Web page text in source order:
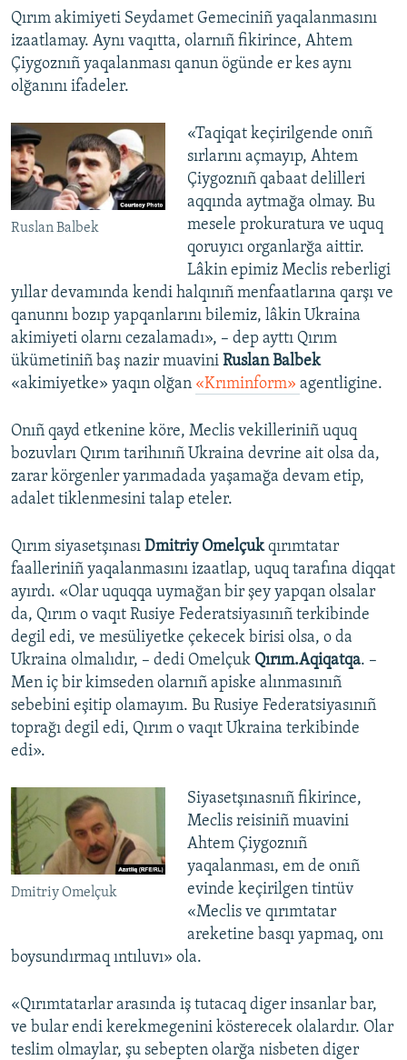
Qırım akimiyeti Seydamet Gemeciniñ yaqalanmasını
izaatlamay. Aynı vaqıtta, olarnıñ fikirince, Ahtem
Çiygoznıñ yaqalanması qanun ögünde er kes aynı
olğanını ifadeler.
Ruslan Balbek
«Taqiqat keçirilgende onıñ
sırlarını açmayıp, Ahtem
Çiygoznıñ qabaat delilleri
aqqında aytmağa olmay. Bu
mesele prokuratura ve uquq
qoruyıcı organlarğa aittir.
Lâkin epimiz Meclis reberligi
yıllar devamında kendi halqınıñ menfaatlarına qarşı ve
qanunnı bozıp yapqanlarını bilemiz, lâkin Ukraina
akimiyeti olarnı cezalamadı», – dep ayttı Qırım
ükümetiniñ baş nazir muavini Ruslan Balbek
«akimiyetke» yaqın olğan «Krıminform» agentligine.
Onıñ qayd etkenine köre, Meclis vekilleriniñ uquq
bozuvları Qırım tarihınıñ Ukraina devrine ait olsa da,
zarar körgenler yarımadada yaşamağa devam etip,
adalet tiklenmesini talap eteler.
Qırım siyasetşınası Dmitriy Omelçukqırımtatar
faalleriniñ yaqalanmasını izaatlap, uquq tarafına diqqat
ayırdı. «Olar uquqqa uymağan bir şey yapqan olsalar
da, Qırım o vaqıt Rusiye Federatsiyasınıñ terkibinde
degil edi, ve mesüliyetke çekecek birisi olsa, o da
Ukraina olmalıdır, – dedi Omelçuk Qırım.Aqiqatqa. –
Men iç bir kimseden olarnıñ apiske alınmasınıñ
sebebini eşitip olamayım. Bu Rusiye Federatsiyasınıñ
toprağı degil edi, Qırım o vaqıt Ukraina terkibinde
edi».
Dmitriy Omelçuk
Siyasetşınasnıñ fikirince,
Meclis reisiniñ muavini
Ahtem Çiygoznıñ
yaqalanması, em de onıñ
evinde keçirilgen tintüv
«Meclis ve qırımtatar
areketine basqı yapmaq, onı
boysundırmaq ıntıluvı» ola.
«Qırımtatarlar arasında iş tutacaq diger insanlar bar,
ve bular endi kerekmegenini kösterecek olalardır. Olar
teslim olmaylar, şu sebepten olarğa nisbeten diger